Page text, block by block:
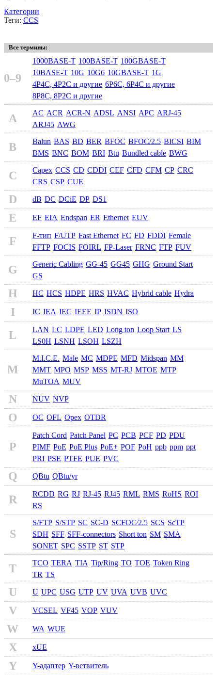
Категории
Теги: CCS
Все термины:
0–9
1000BASE-T 100BASE-T 100GBASE-T
10BASE-T 10G 10G6 10GBASE-T 1G
4P4C, 4P2C и другие 6P6C, 6P4C и другие
8P8C, 8P2C и другие
A AC ACR ACR-N ADSL ANSI APC ARJ-45
ARJ45 AWG
B Balun BAS BD BER BFOC BFOC/2.5 BICSI BIM
BMS BNC BOM BRI Btu Bundled cable BWG
C Capex CCS CD CDDI CEF CFD CFM CP CRC
CRS CSP CUE
D dB DC DCiE DP DS1
E EF EIA Endspan ER Ethernet EUV
F F-тип F/UTP Fast Ethernet FC FD FDDI Female
FFTP FOCIS FOIRL FP-Laser FRNC FTP FUV
G Generic Cabling GG-45 GG45 GHG Ground Start
GS
H HC HCS HDPE HRS HVAC Hybrid cable Hydra
I IC IEA IEC IEEE IP ISDN ISO
L LAN LC LDPE LED Long ton Loop Start LS
LS0H LSNH LSOH LSZH
M
M.I.C.E. Male MC MDPE MFD Midspan MM
MMT MPO MSP MSS MT-RJ MTOE MTP
MuTOA MUV
N NUV NVP
O OC OFL Opex OTDR
P
Patch Cord Patch Panel PC PCB PCF PD PDU
PIMF PoE PoE Plus PoE+ POF PoH ppb ppm ppt
PRI PSE PTFE PUE PVC
Q QBtu QBtu/yr
R RCDD RG RJ RJ-45 RJ45 RML RMS RoHS ROI
RS
S
S/FTP S/STP SC SC-D SCFOC⁄2.5 SCS ScTP
SDH SFF SFF-connectors Short ton SM SMA
SONET SPC SSTP ST STP
T TCO TERA TIA Tip/Ring TO TOE Token Ring
TR TS
U U UPC USG UTP UV UVA UVB UVC
V VCSEL VF45 VOP VUV
W WA WUE
X xUE
Y Y-адаптер Y-ветвитель